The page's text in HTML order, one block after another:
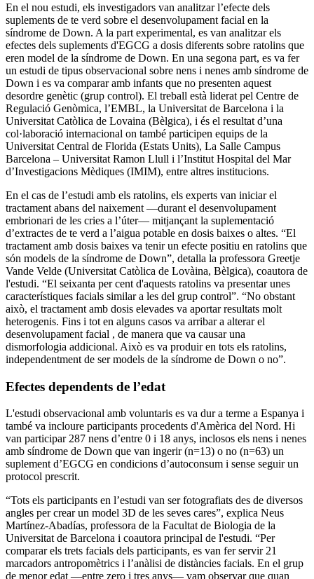
En el nou estudi, els investigadors van analitzar l’efecte dels
suplements de te verd sobre el desenvolupament facial en la
síndrome de Down. A la part experimental, es van analitzar els
efectes dels suplements d'EGCG a dosis diferents sobre ratolins que
eren model de la síndrome de Down. En una segona part, es va fer
un estudi de tipus observacional sobre nens i nenes amb síndrome de
Down i es va comparar amb infants que no presenten aquest
desordre genètic (grup control). El treball està liderat pel Centre de
Regulació Genòmica, l’EMBL, la Universitat de Barcelona i la
Universitat Catòlica de Lovaina (Bèlgica), i és el resultat d’una
col·laboració internacional on també participen equips de la
Universitat Central de Florida (Estats Units), La Salle Campus
Barcelona – Universitat Ramon Llull i l’Institut Hospital del Mar
d’Investigacions Mèdiques (IMIM), entre altres institucions.
En el cas de l’estudi amb els ratolins, els experts van iniciar el
tractament abans del naixement —durant el desenvolupament
embrionari de les cries a l’úter— mitjançant la suplementació
d’extractes de te verd a l’aigua potable en dosis baixes o altes. “El
tractament amb dosis baixes va tenir un efecte positiu en ratolins que
són models de la síndrome de Down”, detalla la professora Greetje
Vande Velde (Universitat Catòlica de Lovàina, Bèlgica), coautora de
l'estudi. “El seixanta per cent d'aquests ratolins va presentar unes
característiques facials similar a les del grup control”. “No obstant
això, el tractament amb dosis elevades va aportar resultats molt
heterogenis. Fins i tot en alguns casos va arribar a alterar el
desenvolupament facial , de manera que va causar una
dismorfologia addicional. Això es va produir en tots els ratolins,
independentment de ser models de la síndrome de Down o no”.
Efectes dependents de l’edat
L'estudi observacional amb voluntaris es va dur a terme a Espanya i
també va incloure participants procedents d'Amèrica del Nord. Hi
van participar 287 nens d’entre 0 i 18 anys, inclosos els nens i nenes
amb síndrome de Down que van ingerir (n=13) o no (n=63) un
suplement d’EGCG en condicions d’autoconsum i sense seguir un
protocol prescrit.
“Tots els participants en l’estudi van ser fotografiats des de diversos
angles per crear un model 3D de les seves cares”, explica Neus
Martínez-Abadías, professora de la Facultat de Biologia de la
Universitat de Barcelona i coautora principal de l'estudi. “Per
comparar els trets facials dels participants, es van fer servir 21
marcadors antropomètrics i l’anàlisi de distàncies facials. En el grup
de menor edat —entre zero i tres anys— vam observar que quan